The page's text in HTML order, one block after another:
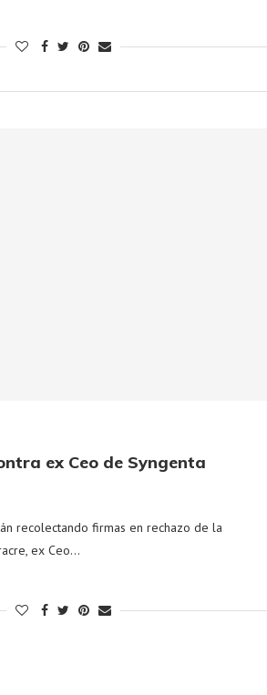
ex Ceo de Syngenta
recolectando firmas en rechazo de la
ex Ceo…